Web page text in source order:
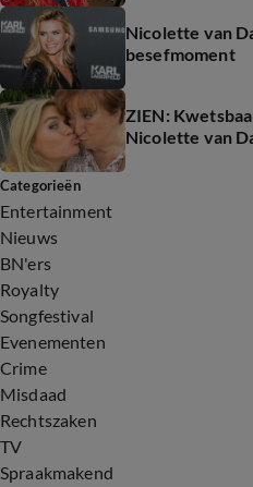
Nicolette van
besefmoment
ZIEN:
Nicolette van
Categorieën
Entertainment
Nieuws
BN'ers
Royalty
Songfestival
Evenementen
Crime
Misdaad
Rechtszaken
TV
Spraakmakend